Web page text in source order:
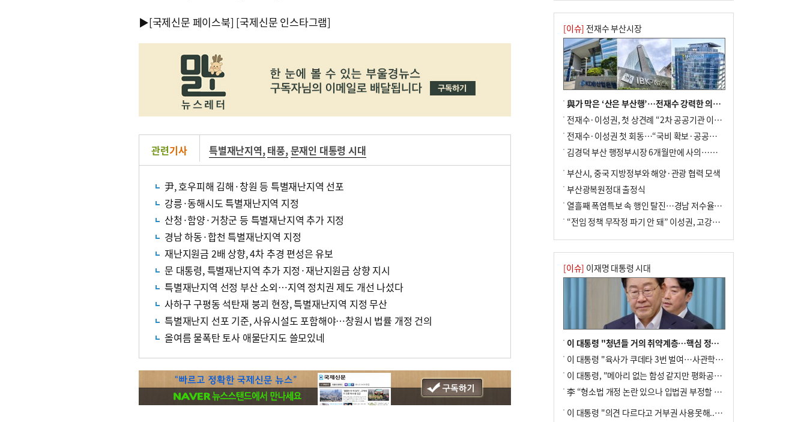
▶[국제신문 페이스북] [국제신문 인스타그램]
관련기사 특별재난지역,태풍,문재인 대통령 시대
尹, 호우피해 김해·창원 등 특별재난지역 선포
강릉·동해시도 특별재난지역 지정
산청·함양·거창군 등 특별재난지역 추가 지정
경남 하동·합천 특별재난지역 지정
재난지원금 2배 상향, 4차 추경 편성은 유보
문 대통령, 특별재난지역 추가 지정·재난지원금 상향 지시
특별재난지역 선정 부산 소외…지역 정치권 제도 개선 나섰다
사하구 구평동 석탄재 붕괴 현장, 특별재난지역 지정 무산
특별재난지 선포 기준, 사유시설도 포함해야…창원시 법률 개정 건의
올여름 물폭탄 토사 애물단지도 쓸모있네
10 서울 중랑구서 흉기 난동…60대 남성 2명
사망
[이슈] 전재수 부산시장
與가 막은 ‘산은 부산행’…전재수 강력한 의지 표명 없인 공염불
전재수·이성권, 첫 상견례 “2차 공공기관 이전 초당 협력”(종합)
전재수·이성권 첫 회동…“국비 확보·공공기관 이전 협력”
김경덕 부산 행정부시장 6개월만에 사의…후임 인선 촉각
부산시, 중국 지방정부와 해양·관광 협력 모색
부산광복원정대 출정식
열흘째 폭염특보 속 행인 탈진…경남 저수율 평년의 절반
“전임 정책 무작정 파기 안 돼” 이성권, 고강도 ‘전재수 견제’ 예고
[이슈] 이재명 대통령 시대
이 대통령 "청년들 거의 취약계층…핵심 정책 재편""
이 대통령 "육사가 쿠데타 3번 벌여…사관학교 통합 신속히 추진"
이 대통령, "메아리 없는 함성 같지만 평화공존책 계속해야"
李 “형소법 개정 논란 있으나 입법권 부정할 만큼은 아냐”(종합)
이 대통령 "의견 다르다고 거부권 사용못해.. 입법권 부정할 상황이라 보기 어려워"